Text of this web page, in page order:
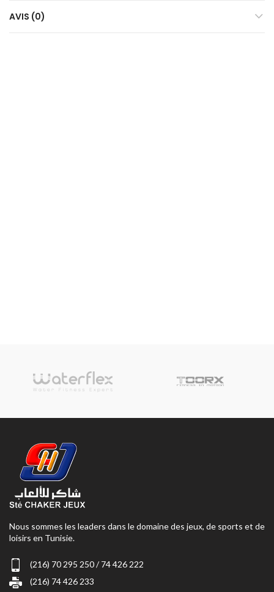
AVIS (0)
Nous sommes les leaders dans le domaine des jeux, de sports et de
loisirs en Tunisie.
(216) 70 295 250 / 74 426 222
(216) 74 426 233